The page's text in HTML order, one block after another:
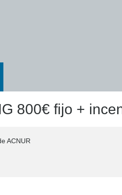
800€ fijo +
ACNUR